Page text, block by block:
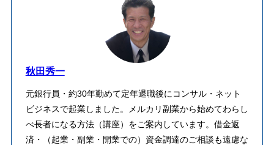
秋田秀一
元銀行員・約30年勤めて定年退職後にコンサル・ネット
ビジネスで起業しました。メルカリ副業から始めてわらし
べ長者になる方法（講座）をご案内しています。借金返
済・（起業・副業・開業での）資金調達のご相談も遠慮な